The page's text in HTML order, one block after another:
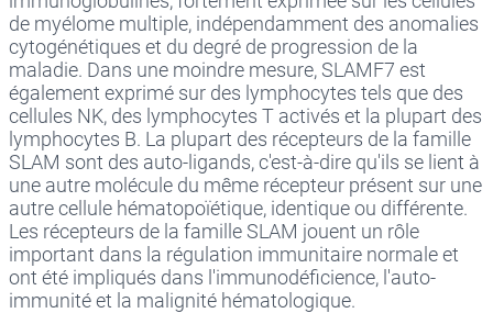
de myélome multiple, indépendamment des anomalies
cytogénétiques et du degré de progression de la
maladie. Dans une moindre mesure, SLAMF7 est
également exprimé sur des lymphocytes tels que des
cellules NK, des lymphocytes T activés et la plupart des
lymphocytes B. La plupart des récepteurs de la famille
SLAM sont des auto-ligands, c'est-à-dire qu'ils se lient à
une autre molécule du même récepteur présent sur une
autre cellule hématopoïétique, identique ou différente.
Les récepteurs de la famille SLAM jouent un rôle
important dans la régulation immunitaire normale et
ont été impliqués dans l'immunodéficience, l'auto-
immunité et la malignité hématologique.